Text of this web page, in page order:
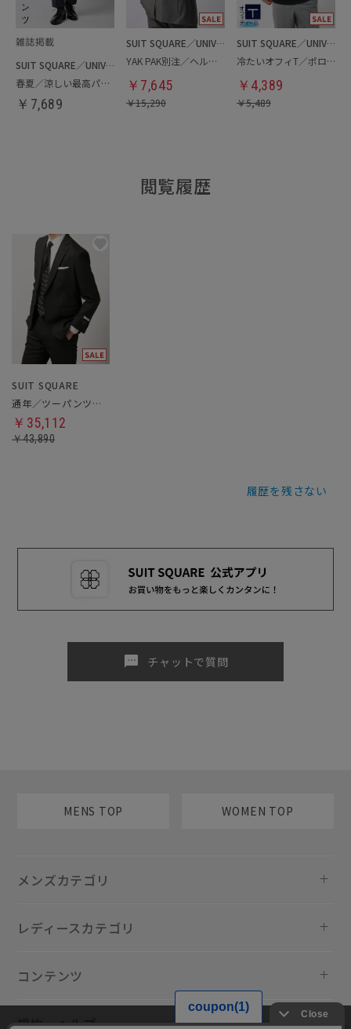
SUIT SQUARE／UNIVERSAL LANGUAGE
春夏／涼しい最高パンツ
￥ 7,689
SUIT SQUARE／UNIVERSAL LANGUAGE
YAK PAK別注／ヘルメットバッグ
￥ 7,645
￥15,290
SUIT SQUARE／UNIVERSAL LANGUAGE
冷たいオフィT／ポロシャツ
￥ 4,389
￥5,489
閲覧履歴
SUIT SQUARE
通年／ツーパンツスーツ
￥35,112
￥43,890
履歴を残さない
sms チャットで質問
MENS TOP WOMEN TOP
メンズカテゴリ
レディースカテゴリ
コンテンツ
規約・ヘルプ